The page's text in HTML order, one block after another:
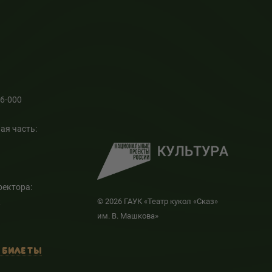
000
часть:
БИЛЕТЫ
© 2026 ГАУК «Театр кукол «Сказ»
им. В. Машкова»